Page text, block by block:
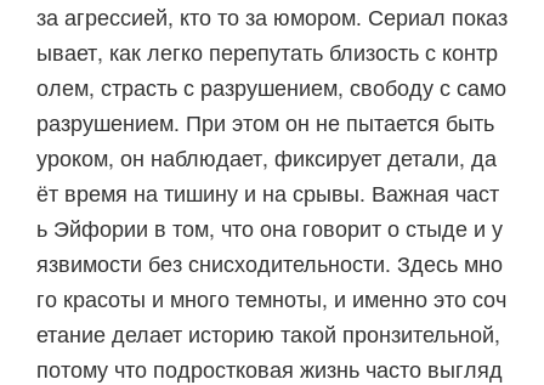
за агрессией, кто то за юмором. Сериал показ
ывает, как легко перепутать близость с контр
олем, страсть с разрушением, свободу с само
разрушением. При этом он не пытается быть
уроком, он наблюдает, фиксирует детали, да
ёт время на тишину и на срывы. Важная част
ь Эйфории в том, что она говорит о стыде и у
язвимости без снисходительности. Здесь мно
го красоты и много темноты, и именно это соч
етание делает историю такой пронзительной,
потому что подростковая жизнь часто выгляд